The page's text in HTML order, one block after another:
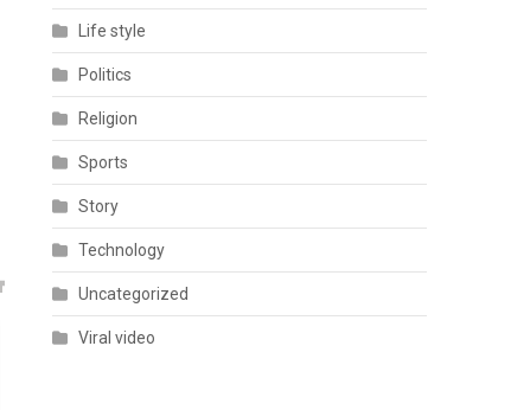
Life style
Politics
Religion
Sports
Story
Technology
Uncategorized
Viral video